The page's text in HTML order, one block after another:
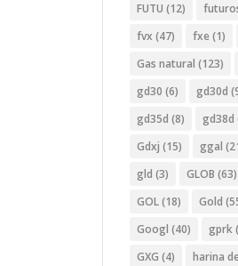
FUTU (12)
fvx (47) fxe (1)
Gas natural (123)
gd30 (6) gd30d
gd35d (8) gd38d
Gdxj (15) ggal
gld (3) GLOB (63)
GOL(18) Gold
Googl (40) gprk
GXG (4) harina